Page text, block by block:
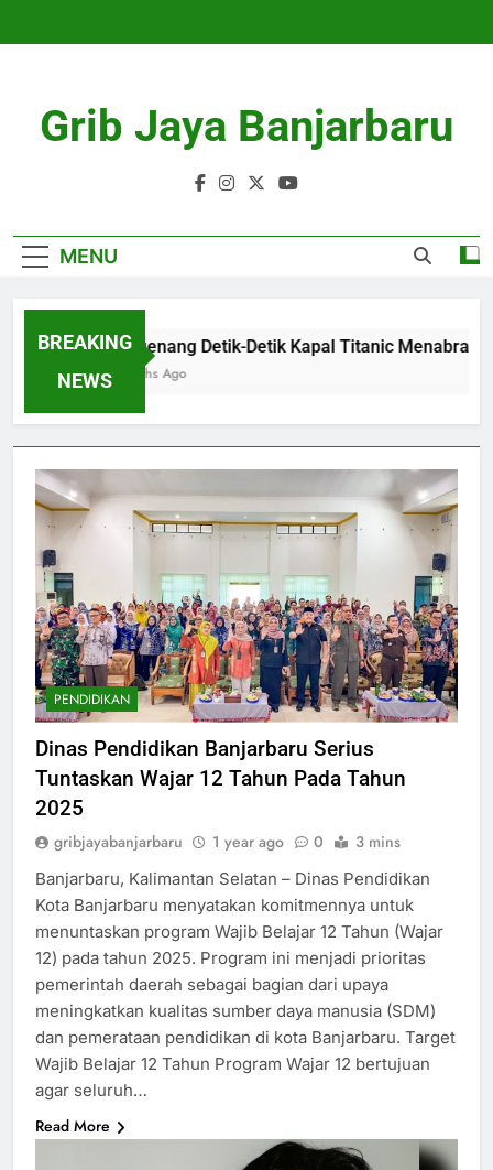
Grib Jaya Banjarbaru
MENU
BREAKING
NEWS
Mengenang Detik-Detik Kapal Titanic Menabrak
4 Months Ago
PENDIDIKAN
Dinas Pendidikan Banjarbaru Serius
Tuntaskan Wajar 12 Tahun Pada Tahun
2025
gribjayabanjarbaru 1 year ago 0 3 mins
Banjarbaru, Kalimantan Selatan – Dinas Pendidikan
Kota Banjarbaru menyatakan komitmennya untuk
menuntaskan program Wajib Belajar 12 Tahun (Wajar
12) pada tahun 2025. Program ini menjadi prioritas
pemerintah daerah sebagai bagian dari upaya
meningkatkan kualitas sumber daya manusia (SDM)
dan pemerataan pendidikan di kota Banjarbaru. Target
Wajib Belajar 12 Tahun Program Wajar 12 bertujuan
agar seluruh…
Read More